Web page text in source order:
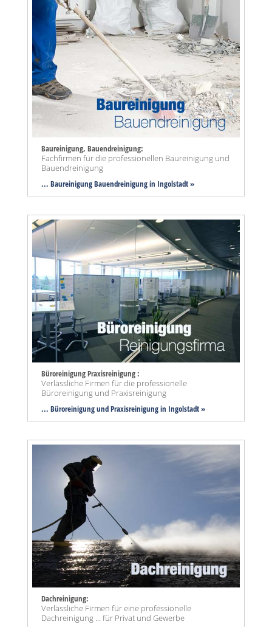
Baureinigung, Bauendreinigung:
Fachfirmen für die professionellen Baureinigung und
Bauendreinigung
... Baureinigung Bauendreinigung in Ingolstadt »
Büroreinigung Praxisreinigung :
Verlässliche Firmen für die professionelle
Büroreinigung und Praxisreinigung
... Büroreinigung und Praxisreinigung in Ingolstadt »
Dachreinigung:
Verlässliche Firmen für eine professionelle
Dachreinigung ... für Privat und Gewerbe